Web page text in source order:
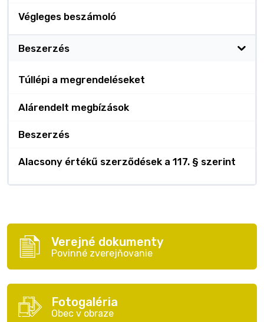
Végleges beszámoló
Beszerzés
Túllépi a megrendeléseket
Alárendelt megbízások
Beszerzés
Alacsony értékű szerződések a 117. § szerint
Verejné dokumenty
Povinné zverejňovanie
Fotogaléria
Obec v obraze